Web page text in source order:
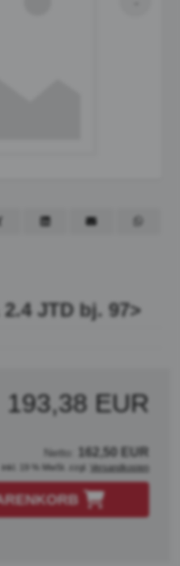
JTD bj. 97>
193,38 EUR
Netto: 162,50 EUR
inkl. 19 % MwSt. zzgl. Versandkosten